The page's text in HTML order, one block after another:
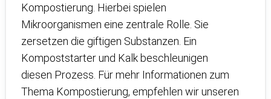
Kompostierung. Hierbei spielen
Mikroorganismen eine zentrale Rolle. Sie
zersetzen die giftigen Substanzen. Ein
Kompoststarter und Kalk beschleunigen
diesen Prozess. Für mehr Informationen zum
Thema Kompostierung, empfehlen wir unseren